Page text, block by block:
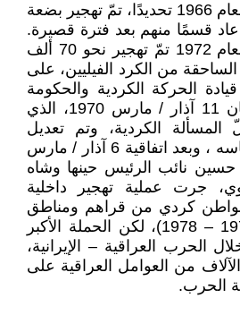
وخلال الستينيات وفي العام 1966 تحديدًا، تمّ تهجير بضعة
عاد قسمًا منهم بعد فترة قصيرة.
وما بين العام 1969 والعام 1972 تمّ تهجير نحو 70 ألف
من الكرد الفيليين، على
الحركة الكردية والحكومة
العراقية على إصدار بيان 11 آذار / مارس 1970، الذي
الكردية، وتم تعديل
الدستور الدائم على أساسه ، وبعد اتفاقية 6 آذار / مارس
صدام حسين نائب الرئيس حينها وشاه
جرت عملية تهجير داخلية
150 ألف مواطن كردي من قراهم ومناطق
سكناهم بين أعوام (1975 – 1978)، لكن الحملة الأكبر
الحرب العراقية – الإيرانية،
من العوامل العراقية على
الحرب.